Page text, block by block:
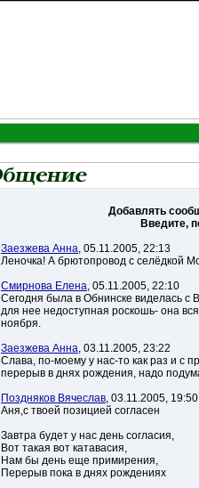
Добавлять
Введите,
Заезжева Анна, 05.11.2005, 22:13
Леночка! А брютопровод с селёдкой
Смирнова Елена, 05.11.2005, 22:10
Сегодня была в Обнинске виделась с
для нее недоступная роскошь- она
ноября.
Заезжева Анна, 03.11.2005, 23:22
Слава, по-моему у нас-то как раз и с
перерыв в днях рождения, надо
Поздняков Вячеслав, 03.11.2005, 19:50
Аня,с твоей позицией согласен
Завтра будет у нас день согласия,
Вот такая вот катавасия,
Нам бы день еще примирения,
Перерыв пока в днях рождениях